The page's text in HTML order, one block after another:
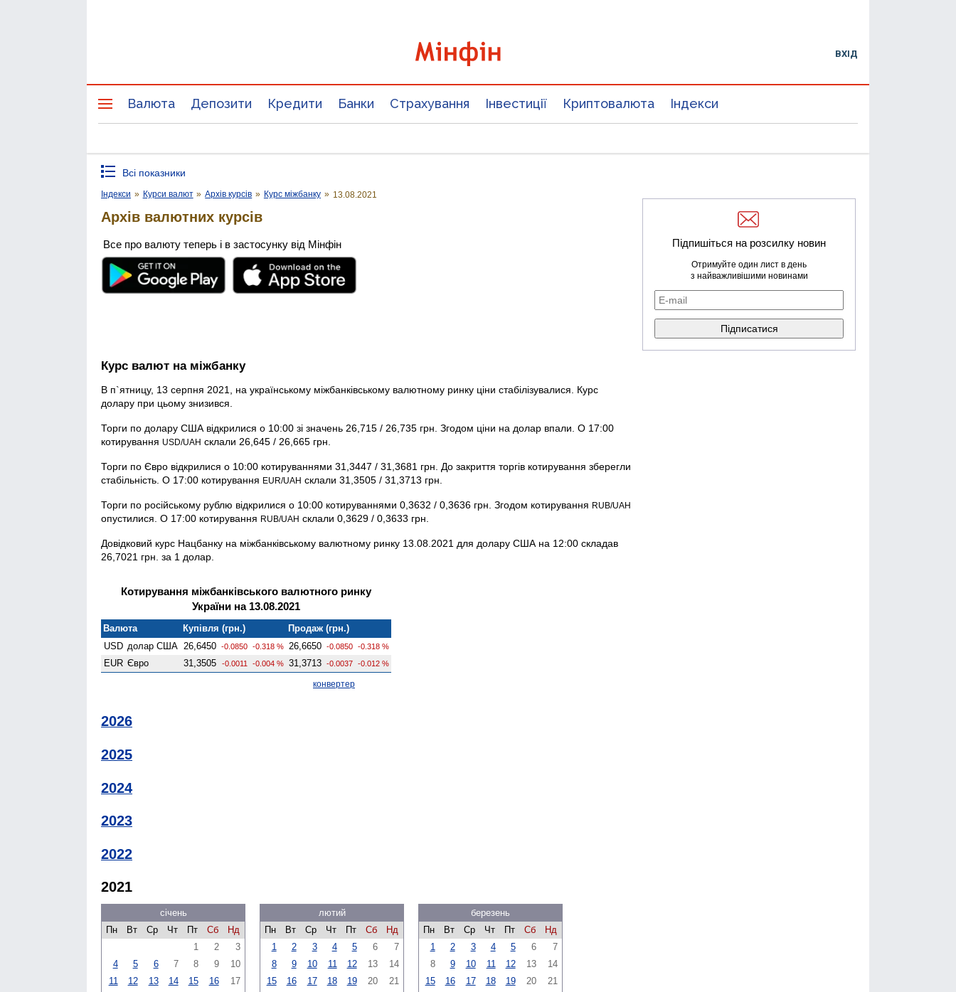
ВХІД
Валюта Депозити Кредити Банки Страхування Інвестиції Криптовалюта Індекси
Всі показники
Індекси » Курси валют » Архів курсів » Курс міжбанку » 13.08.2021
Архів валютних курсів
Все про валюту теперь і в застосунку від Мінфін
Курс валют на міжбанку
В п`ятницу, 13 серпня 2021, на українському міжбанківському валютному ринку ціни стабілізувалися. Курс
долару при цьому знизився.
Торги по долару США відкрилися о 10:00 зі значень 26,715 / 26,735 грн. Згодом ціни на долар впали. О 17:00
котирування USD/UAH склали 26,645 / 26,665 грн.
Торги по Євро відкрилися о 10:00 котируваннями 31,3447 / 31,3681 грн. До закриття торгів котирування зберегли
стабільність. О 17:00 котирування EUR/UAH склали 31,3505 / 31,3713 грн.
Торги по російському рублю відкрилися о 10:00 котируваннями 0,3632 / 0,3636 грн. Згодом котирування RUB/UAH
опустилися. О 17:00 котирування RUB/UAH склали 0,3629 / 0,3633 грн.
Довідковий курс Нацбанку на міжбанківському валютному ринку 13.08.2021 для долару США на 12:00 складав
26,7021 грн. за 1 долар.
Котирування міжбанківського валютного ринку
України на 13.08.2021
Валюта Купівля (грн.)
Продаж (грн.)
USD долар США 26,6450 -0.0850 -0.318 % 26,6650 -0.0850 -0.318 %
EUR Євро 31,3505 -0.0011 -0.004 % 31,3713 -0.0037 -0.012 %
конвертер
2026
2025
2024
2023
2022
2021
січень
Пн
Вт Ср Чт Пт Сб
Нд
1
2
3
4
5 6 7 8 9
10
11
12 13 14 15 16
17
лютий
Пн
Вт Ср Чт Пт Сб
Нд
1
2 3 4 5 6
7
8
9 10 11 12 13
14
15
16 17 18 19 20
21
березень
Пн
Вт Ср Чт Пт Сб
Нд
1
2 3 4 5 6
7
8
9 10 11 12 13
14
15
16 17 18 19 20
21
Підпишіться на розсилку новин
Отримуйте один лист в день
з найважливішими новинами